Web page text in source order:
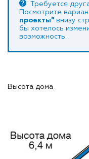
Требуется
Посмотрите
проекты" внизу
бы хотелось
возможность.
Высота дома